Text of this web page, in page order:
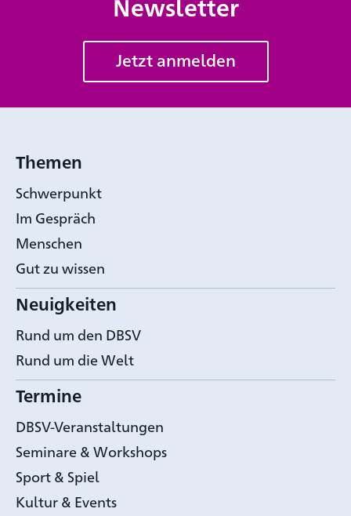
Newsletter
Jetzt anmelden
Themen
Schwerpunkt
Im Gespräch
Menschen
Gut zu wissen
Neuigkeiten
Rund um den DBSV
Rund um die Welt
Termine
DBSV-Veranstaltungen
Seminare & Workshops
Sport & Spiel
Kultur & Events